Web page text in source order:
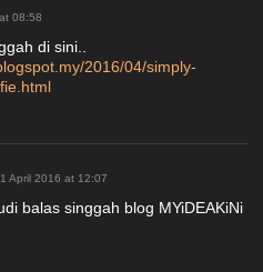
08:58
di sini..
2016/04/simply-
April 2016 at 12:07
balas singgah blog MYiDEAKiNi